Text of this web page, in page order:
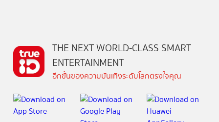
THE NEXT WORLD-CLASS SMART
ENTERTAINMENT
อีกขั้นของความบันเทิงระดับโลกตรงใจคุณ